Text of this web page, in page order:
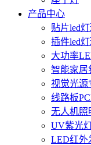
产品中心
贴片led
插件led
大功率
智能家居
视觉光源
线路板
无人机照
UV紫光
LED红外